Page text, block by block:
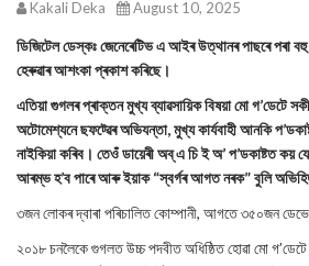
Kakali Deka August 10, 2025
ডিজিটেল ডেস্কঃ জেনেৰেটিভ এ আইৰ উত্থানৰ পাছৰে পৰা বহু
হেৰুৱাৰ আশংকা প্ৰকাশ কৰিছে।
এতিয়া গুগলৰ প্ৰাক্তন মুখ্য ব্যাৱসায়িক বিষয়া মো গ’ডেটে
অটোমেশ্যনে ছফট্ৱেৰ অভিযন্তা, মুখ্য কাৰ্যবাহী আনকি
নাইকিয়া কৰিব। তেওঁ ডায়েৰী অব্ এ চি ই অ’ প’ডকাষ্টত কয়
আৰম্ভ হ’ব পাৰে আৰু ইয়াক “স্বৰ্গৰ আগত নৰক” বুলি
৩জন লোকৰ দ্বাৰা পৰিচালিত কোম্পানী, আগতে ৩৫০জন
২০১৮ চনলৈকে গুগলত উচ্চ পদবীত অধিষ্ঠিত হোৱা মো